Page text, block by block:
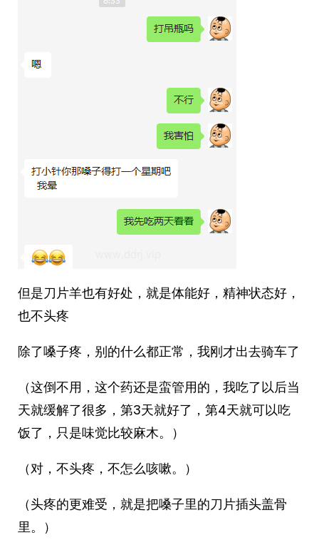
但是刀片羊也有好处，就是体能好，精神状态好，
也不头疼
除了嗓子疼，别的什么都正常，我刚才出去骑车了
（这倒不用，这个药还是蛮管用的，我吃了以后当
天就缓解了很多，第3天就好了，第4天就可以吃
饭了，只是味觉比较麻木。）
（对，不头疼，不怎么咳嗽。）
（头疼的更难受，就是把嗓子里的刀片插头盖骨
里。）